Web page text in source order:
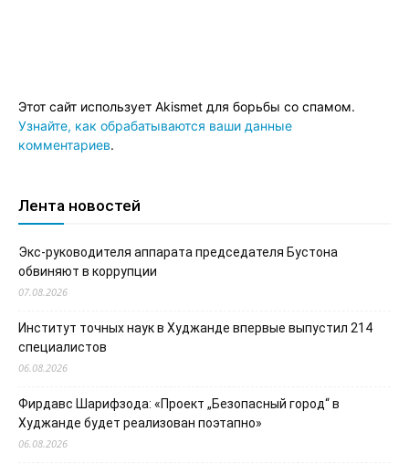
Этот сайт использует Akismet для борьбы со спамом.
Узнайте, как обрабатываются ваши данные
комментариев.
Лента новостей
Экс-руководителя аппарата председателя Бустона
обвиняют в коррупции
07.08.2026
Институт точных наук в Худжанде впервые выпустил 214
специалистов
06.08.2026
Фирдавс Шарифзода: «Проект „Безопасный город“ в
Худжанде будет реализован поэтапно»
06.08.2026